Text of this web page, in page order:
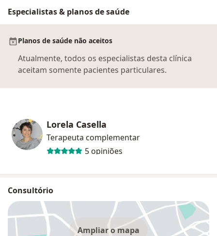
Especialistas & planos de saúde
Planos de saúde não aceitos
Atualmente, todos os especialistas desta clínica
aceitam somente pacientes particulares.
Lorela Casella
Terapeuta complementar
5 opiniões
Consultório
Ampliar o mapa